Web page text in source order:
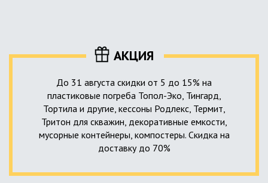
высокотехнологичное устройство, встраиваемое в
канализационную систему и обеспечивающее
АКЦИЯ
До 31 августа скидки от 5 до 15% на
пластиковые погреба Топол-Эко, Тингард,
Тортила и другие, кессоны Родлекс, Термит,
Тритон для скважин, декоративные емкости,
мусорные контейнеры, компостеры. Скидка на
доставку до 70%